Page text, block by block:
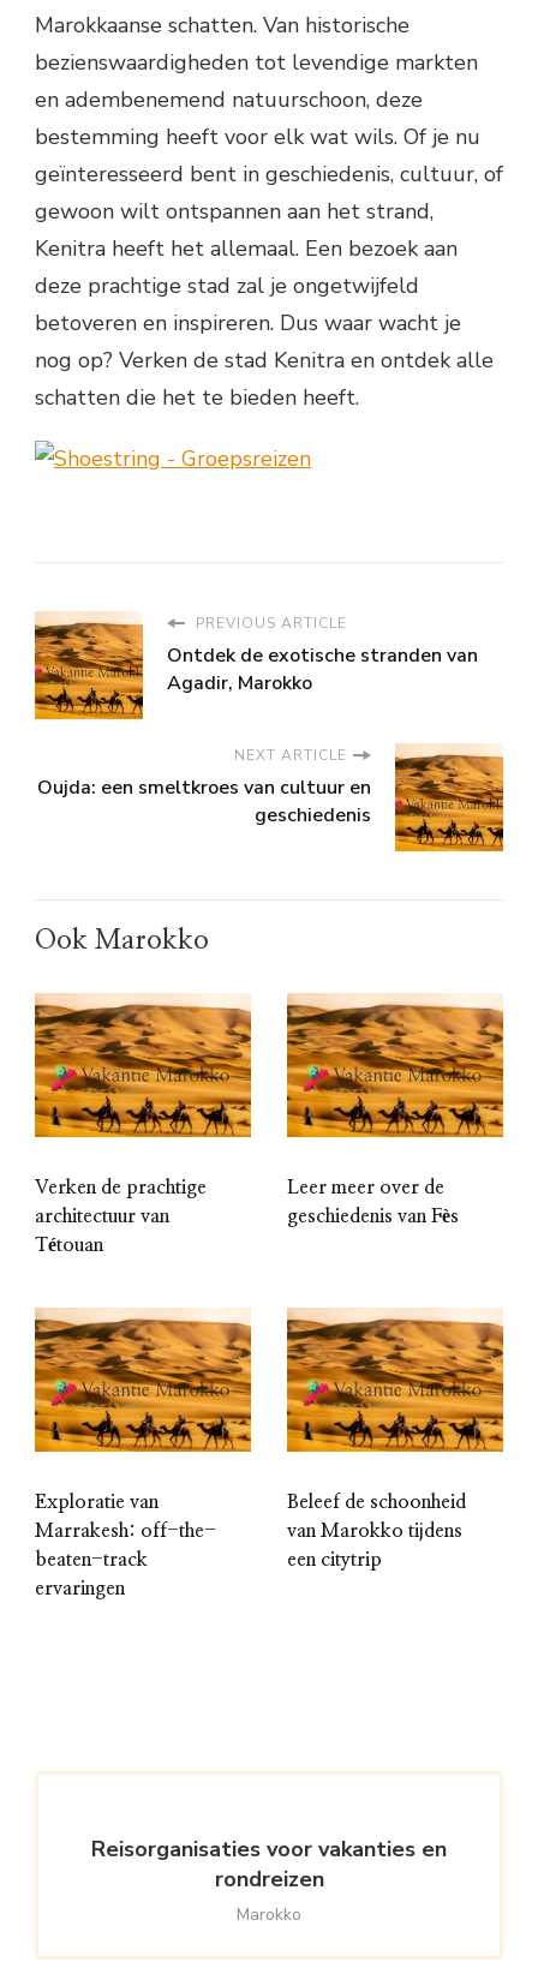
Marokkaanse schatten. Van historische
bezienswaardigheden tot levendige markten
en adembenemend natuurschoon, deze
bestemming heeft voor elk wat wils. Of je nu
geïnteresseerd bent in geschiedenis, cultuur, of
gewoon wilt ontspannen aan het strand,
Kenitra heeft het allemaal. Een bezoek aan
deze prachtige stad zal je ongetwijfeld
betoveren en inspireren. Dus waar wacht je
nog op? Verken de stad Kenitra en ontdek alle
schatten die het te bieden heeft.
PREVIOUS ARTICLE
Ontdek de exotische stranden van
Agadir, Marokko
NEXT ARTICLE
Oujda: een smeltkroes van cultuur en
geschiedenis
Ook Marokko
Verken de prachtige
architectuur van
Tétouan
Leer meer over de
geschiedenis van Fès
Exploratie van
Marrakesh: off-the-
beaten-track
ervaringen
Beleef de schoonheid
van Marokko tijdens
een citytrip
Reisorganisaties voor vakanties en
rondreizen
Marokko